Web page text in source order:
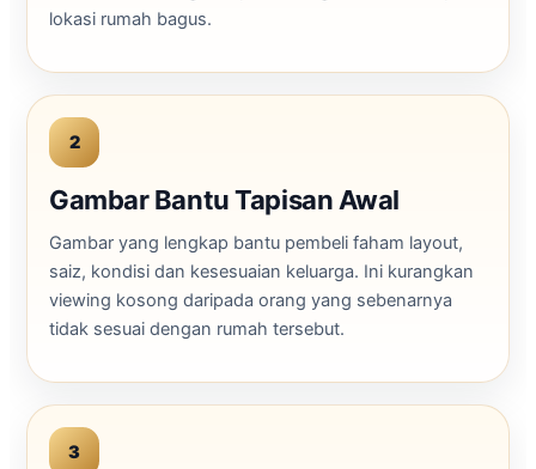
lokasi rumah bagus.
2
Gambar Bantu Tapisan Awal
Gambar yang lengkap bantu pembeli faham layout,
saiz, kondisi dan kesesuaian keluarga. Ini kurangkan
viewing kosong daripada orang yang sebenarnya
tidak sesuai dengan rumah tersebut.
3